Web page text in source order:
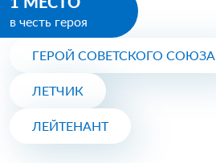
в честь героя
ГЕРОЙ СОВЕТСКОГО СОЮЗА
ЛЕТЧИК
ЛЕЙТЕНАНТ